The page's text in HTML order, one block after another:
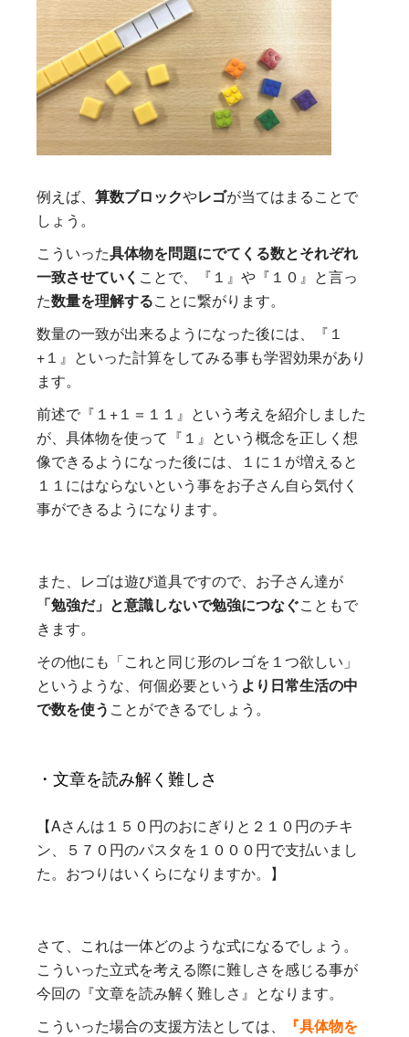
例えば、算数ブロックやレゴが当てはまることで
しょう。
こういった具体物を問題にでてくる数とそれぞれ
一致させていく ことで、『１』や『１０』と言っ
た数量を理解することに繋がります。
数量の一致が出来るようになった後には、『１
+１』といった計算をしてみる事も学習効果があり
ます。
前述で『１+１＝１１』という考えを紹介しました
が、具体物を使って『１』という概念を正しく想
像できるようになった後には、１に１が増えると
１１にはならないという事をお子さん自ら気付く
事ができるようになります。
また、レゴは遊び道具ですので、お子さん達が
「勉強だ」と意識しないで勉強につなぐこともで
きます。
その他にも「これと同じ形のレゴを１つ欲しい」
というような、何個必要という より日常生活の中
で数を使う ことができるでしょう。
・文章を読み解く難しさ
【Aさんは１５０円のおにぎりと２１０円のチキ
ン、５７０円のパスタを１０００円で支払いまし
た。おつりはいくらになりますか。】
さて、これは一体どのような式になるでしょう。
こういった立式を考える際に難しさを感じる事が
今回の『文章を読み解く難しさ』となります。
こういった場合の支援方法としては、
『具体物を